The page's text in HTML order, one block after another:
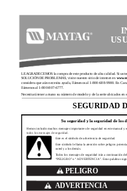
LE AGRADECEMOS la compra de este producto de alta calidad. Si
SOLUCIÓN DE PROBLEMAS, visite nuestro sitio de internet en
considera que aún necesita ayuda, llámenos al 1-800-688-9900. En
llámenos al 1-800-807-6777.
Necesitará tener a mano su número de modelo y de la serie ubicados
SEGURIDAD
Su seguridad y la seguridad de los
Hemos incluido muchos mensajes importantes de seguridad en este manual y
todos los mensajes de seguridad.
ADVERTENCIA
PELIGRO
Este es el símbolo de advertencia de seguridad.
Este símbolo le llama la atención sobre peligros
usted y a los demás.
Todos los mensajes de seguridad irán a continuación
“PELIGRO” o “ADVERTENCIA”. Estas palabras